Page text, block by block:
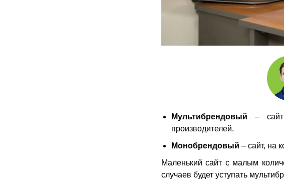
Мультибрендовый – сайт
производителей.
Монобрендовый – сайт, на
Маленький сайт с малым
случаев будет уступать